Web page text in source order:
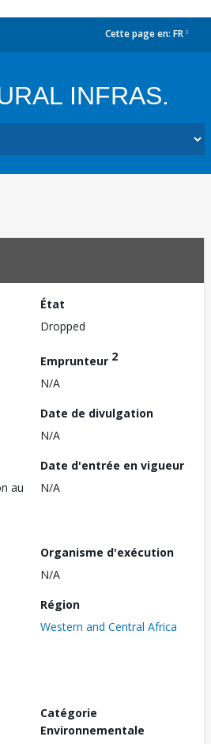
Cette page en: FR
INFRAS.
État
Dropped
Emprunteur 2
N/A
Date de divulgation
N/A
au
Date d'entrée en vigueur
N/A
Organisme d'exécution
N/A
Région
Western and Central Africa
Catégorie
Environnementale